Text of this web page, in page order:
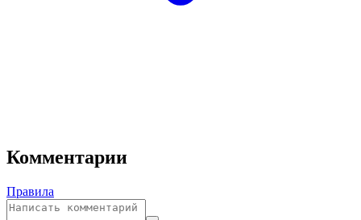
Комментарии
Правила